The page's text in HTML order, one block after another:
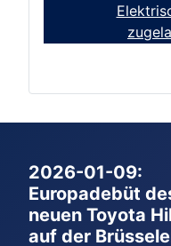
2026-01-09:
Europadebüt
neuen Toyota
auf der